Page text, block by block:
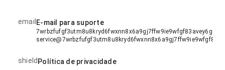
email E-mail para suporte
shield Política de privacidade